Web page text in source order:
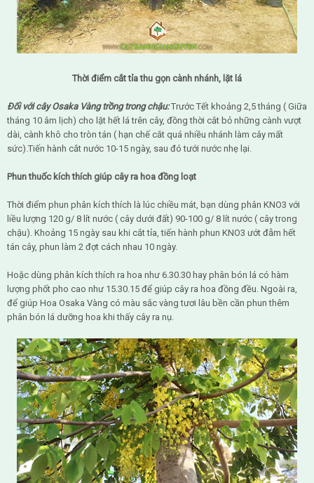
Thời điểm cắt tỉa thu gọn cành nhánh, lặt lá
Đối với cây Osaka Vàng trồng trong chậu:Trước Tết khoảng 2,5 tháng ( Giữa
tháng 10 âm lịch) cho lặt hết lá trên cây, đồng thời cắt bỏ những cành vượt
dài, cành khô cho tròn tán ( hạn chế cắt quá nhiều nhánh làm cây mất
sức).Tiến hành cắt nước 10-15 ngày, sau đó tưới nước nhẹ lại.
Phun thuốc kích thích giúp cây ra hoa đồng loạt
Thời điểm phun phân kích thích là lúc chiều mát, bạn dùng phân KNO3 với
liều lượng 120 g/ 8 lít nước ( cây dưới đất) 90-100 g/ 8 lít nước ( cây trong
chậu). Khoảng 15 ngày sau khi cắt tỉa, tiến hành phun KNO3 ướt đẫm hết
tán cây, phun làm 2 đợt cách nhau 10 ngày.
Hoặc dùng phân kích thích ra hoa như 6.30.30 hay phân bón lá có hàm
lượng phốt pho cao như 15.30.15 để giúp cây ra hoa đồng đều. Ngoài ra,
để giúp Hoa Osaka Vàng có màu sắc vàng tươi lâu bền cần phun thêm
phân bón lá dưỡng hoa khi thấy cây ra nụ.